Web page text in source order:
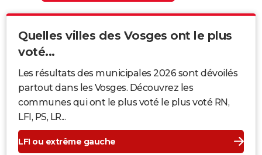
Quelles villes des Vosges ont le plus
voté...
Les résultats des municipales 2026 sont dévoilés
partout dans les Vosges. Découvrez les
communes qui ont le plus voté le plus voté RN,
LFI, PS, LR...
LFI ou extrême gauche